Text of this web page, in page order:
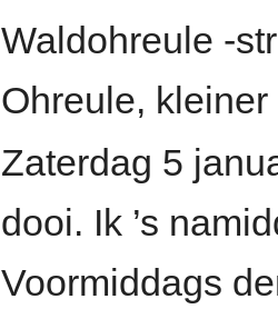
Waldohreule -
Ohreule,
Zaterdag 5
dooi. Ik ’s
Voormiddags